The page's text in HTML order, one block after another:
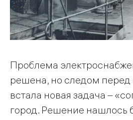
Проблема
решена, но следом перед
встала новая задача –
город. Решение нашлось